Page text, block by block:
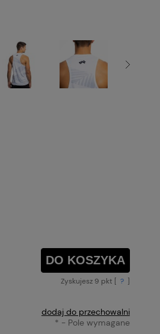
DO KOSZYKA
Zyskujesz 9 pkt [ ? ]
dodaj do przechowalni
* - Pole wymagane